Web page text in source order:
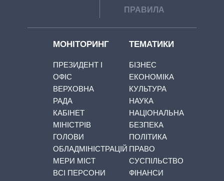
ПРАВИЛА
МОНІТОРИНГ
ПРЕЗИДЕНТ І
ОФІС
ВЕРХОВНА
РАДА
КАБІНЕТ
МІНІСТРІВ
ГОЛОВИ
ОБЛАДМІНІСТРАЦІЙ
МЕРИ МІСТ
ВСІ ПЕРСОНИ
ТЕМАТИКИ
БІЗНЕС
ЕКОНОМІКА
КУЛЬТУРА
НАУКА
НАЦІОНАЛЬНА
БЕЗПЕКА
ПОЛІТИКА
ПРАВО
СУСПІЛЬСТВО
ФІНАНСИ